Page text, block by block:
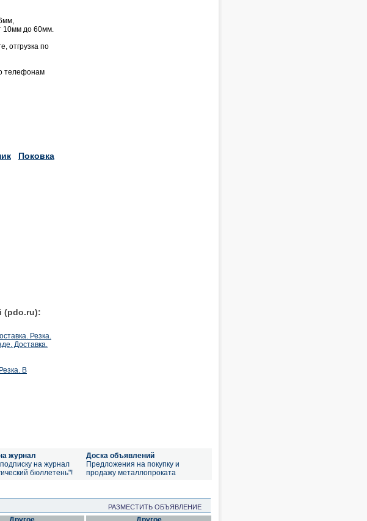
10мм до 60мм.
отгрузка по
телефонам
Поковка
(pdo.ru):
Резка.
Доставка.
В
журнал
на журнал
бюллетень"!
Доска объявлений
Предложения на покупку и
продажу металлопроката
РАЗМЕСТИТЬ ОБЪЯВЛЕНИЕ